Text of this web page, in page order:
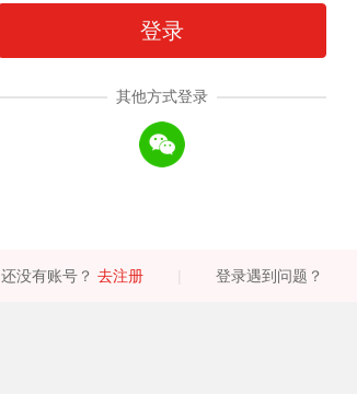
登录
其他方式登录
还没有账号？ 去注册 登录遇到问题？